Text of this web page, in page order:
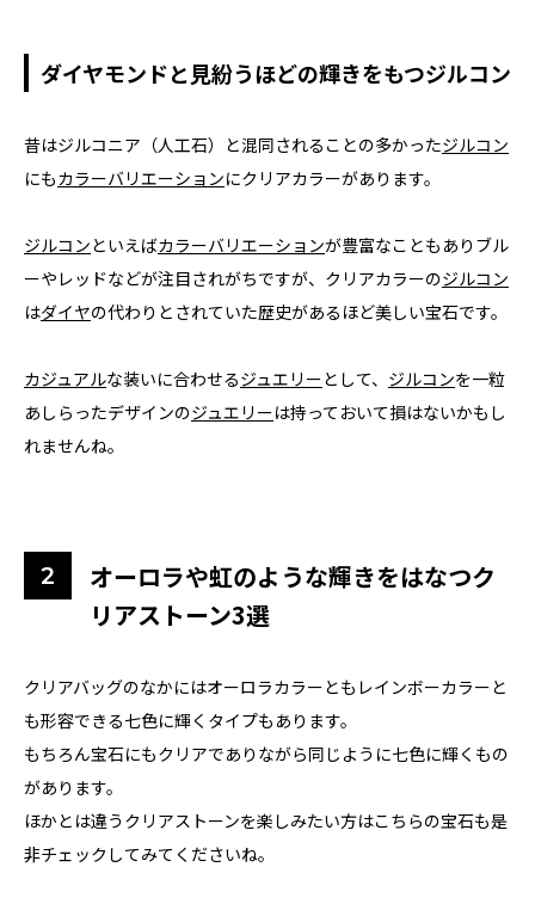
ダイヤモンドと見紛うほどの輝きをもつジルコン
昔はジルコニア（人工石）と混同されることの多かったジルコン
にもカラーバリエーションにクリアカラーがあります。
ジルコンといえばカラーバリエーションが豊富なこともありブル
ーやレッドなどが注目されがちですが、クリアカラーのジルコン
はダイヤの代わりとされていた歴史があるほど美しい宝石です。
カジュアルな装いに合わせるジュエリーとして、 ジルコンを一粒
あしらったデザインのジュエリーは持っておいて損はないかもし
れませんね。
オーロラや虹のような輝きをはなつク
リアストーン3選
クリアバッグのなかにはオーロラカラーともレインボーカラーと
も形容できる七色に輝くタイプもあります。
もちろん宝石にもクリアでありながら同じように七色に輝くもの
があります。
ほかとは違うクリアストーンを楽しみたい方はこちらの宝石も是
非チェックしてみてくださいね。